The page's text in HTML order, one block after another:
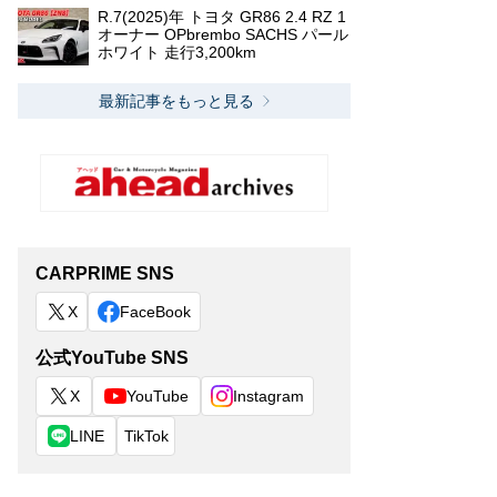
R.7(2025)年 トヨタ GR86 2.4 RZ 1
オーナー OPbrembo SACHS パール
ホワイト 走行3,200km
最新記事をもっと見る
CARPRIME SNS
X FaceBook
公式YouTube SNS
X YouTube Instagram
LINE TikTok